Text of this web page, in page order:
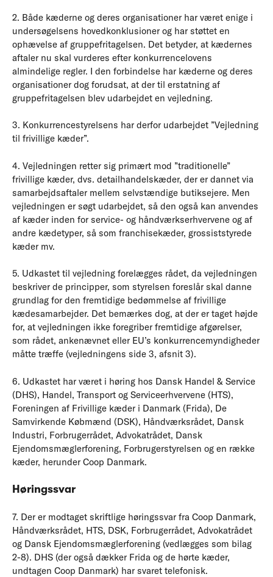
2. Både kæderne og deres organisationer har været enige i
undersøgelsens hovedkonklusioner og har støttet en
ophævelse af gruppefritagelsen. Det betyder, at kædernes
aftaler nu skal vurderes efter konkurrencelovens
almindelige regler. I den forbindelse har kæderne og deres
organisationer dog forudsat, at der til erstatning af
gruppefritagelsen blev udarbejdet en vejledning.
3. Konkurrencestyrelsens har derfor udarbejdet ”Vejledning
til frivillige kæder”.
4. Vejledningen retter sig primært mod ”traditionelle”
frivillige kæder, dvs. detailhandelskæder, der er dannet via
samarbejdsaftaler mellem selvstændige butiksejere. Men
vejledningen er søgt udarbejdet, så den også kan anvendes
af kæder inden for service- og håndværkserhvervene og af
andre kædetyper, så som franchisekæder, grossiststyrede
kæder mv.
5. Udkastet til vejledning forelægges rådet, da vejledningen
beskriver de principper, som styrelsen foreslår skal danne
grundlag for den fremtidige bedømmelse af frivillige
kædesamarbejder. Det bemærkes dog, at der er taget højde
for, at vejledningen ikke foregriber fremtidige afgørelser,
som rådet, ankenævnet eller EU’s konkurrencemyndigheder
måtte træffe (vejledningens side 3, afsnit 3).
6. Udkastet har været i høring hos Dansk Handel & Service
(DHS), Handel, Transport og Serviceerhvervene (HTS),
Foreningen af Frivillige kæder i Danmark (Frida), De
Samvirkende Købmænd (DSK), Håndværksrådet, Dansk
Industri, Forbrugerrådet, Advokatrådet, Dansk
Ejendomsmæglerforening, Forbrugerstyrelsen og en række
kæder, herunder Coop Danmark.
Høringssvar
7. Der er modtaget skriftlige høringssvar fra Coop Danmark,
Håndværksrådet, HTS, DSK, Forbrugerrådet, Advokatrådet
og Dansk Ejendomsmæglerforening (vedlægges som bilag
2-8). DHS (der også dækker Frida og de hørte kæder,
undtagen Coop Danmark) har svaret telefonisk.